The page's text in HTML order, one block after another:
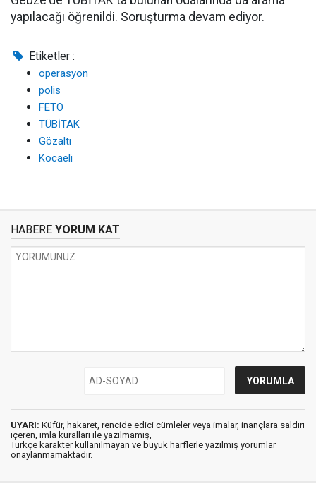
yapılacağı öğrenildi. Soruşturma devam ediyor.
Etiketler :
operasyon
polis
FETÖ
TÜBİTAK
Gözaltı
Kocaeli
HABERE YORUM KAT
UYARI: Küfür, hakaret, rencide edici cümleler veya imalar, inançlara saldırı
içeren, imla kuralları ile yazılmamış,
Türkçe karakter kullanılmayan ve büyük harflerle yazılmış yorumlar
onaylanmamaktadır.